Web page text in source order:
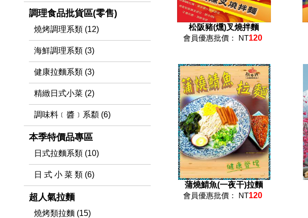
松阪豬(燻)叉燒拌麵
會員優惠批價： NT120
蒲燒鯖魚(一夜干)拉麵
會員優惠批價： NT120
調理食品批貨區(零售)
燒烤調理系類 (12)
海鮮調理系類 (3)
健康拉麵系類 (3)
精緻日式小菜 (2)
調味料﹝醬﹞系纇 (6)
本季特價品專區
日式拉麵系類 (10)
日 式 小 菜 類 (6)
超人氣拉麵
燒烤類拉麵 (15)